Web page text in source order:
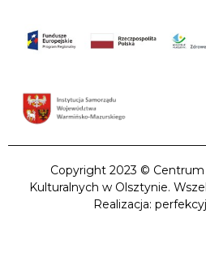
Copyright 2023 ©
Kulturalnych w Olsztynie.
Realizacja: